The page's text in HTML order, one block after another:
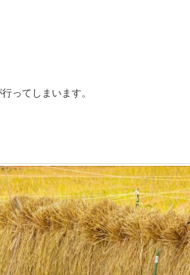
ってしまいます。